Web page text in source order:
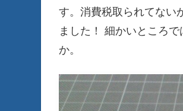
す。消費税取られてない
ました！ 細かいところ
か。